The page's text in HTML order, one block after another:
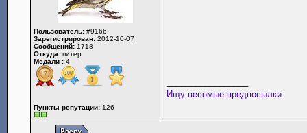
Пользователь: #9166
Зарегистрирован: 2012-10-07
Сообщений: 1718
Откуда: питер
Медали : 4
Пункты репутации: 126
Ищу весомые предпосылки